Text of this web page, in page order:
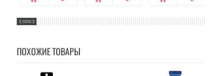
ПОХОЖИЕ ТОВАРЫ